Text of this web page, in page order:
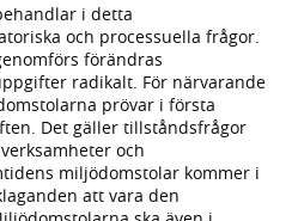
i detta
och processuella frågor.
förändras
radikalt. För närvarande
prövar i första
Det gäller tillståndsfrågor
och
miljödomstolar kommer i
att vara den